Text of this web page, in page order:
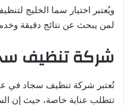
ويُعتبر اختيار سما الخليج
لمن يبحث عن نتائج دقيقة
شركة تنظيف
تُعتبر شركة تنظيف سجاد في
تتطلب عناية خاصة، حيث إن